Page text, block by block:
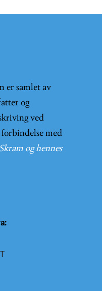
er samlet av
og
ved
med
og hennes